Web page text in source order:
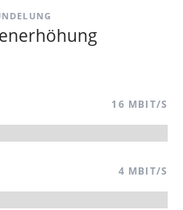
16 MBIT/S
4 MBIT/S